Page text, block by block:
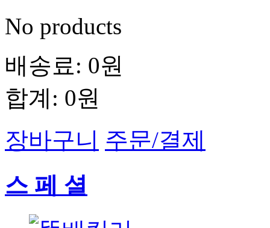
No products
배송료: 0원
합계: 0원
장바구니 주문/결제
스 페 셜